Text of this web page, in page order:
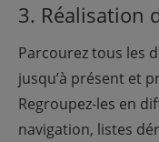
3. Réalisation
Parcourez tous les
jusqu’à présent et
Regroupez-les en
navigation, listes